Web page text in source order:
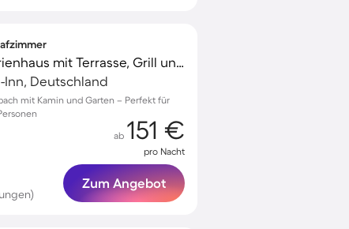
Kinderfreundliches Ferienhaus mit Terrasse, Grill und Garten | Hunde erlaubt
Inn, Deutschland
mit Kamin und Garten – Perfekt für
ab 151 €
pro Nacht
Zum Angebot